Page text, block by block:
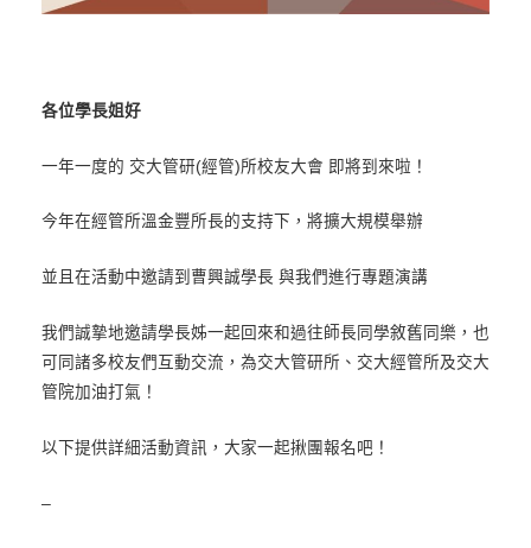
各位學長姐好
一年一度的 交大管研(經管)所校友大會 即將到來啦！
今年在經管所溫金豐所長的支持下，將擴大規模舉辦
並且在活動中邀請到曹興誠學長 與我們進行專題演講
我們誠摯地邀請學長姊一起回來和過往師長同學敘舊同樂，也
可同諸多校友們互動交流，為交大管研所、交大經管所及交大
管院加油打氣！
以下提供詳細活動資訊，大家一起揪團報名吧！
–